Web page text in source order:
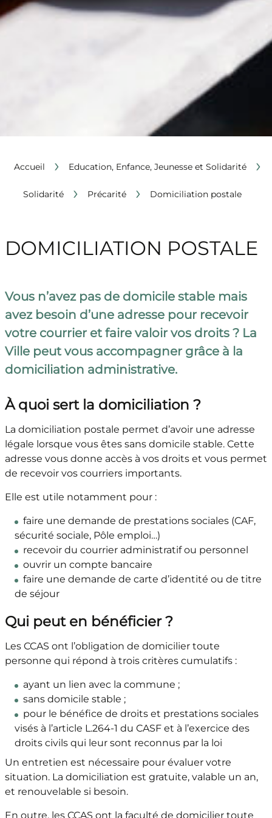
Accueil › Education, Enfance, Jeunesse et Solidarité ›
Solidarité › Précarité › Domiciliation postale
DOMICILIATION POSTALE
Vous n’avez pas de domicile stable mais
avez besoin d’une adresse pour recevoir
votre courrier et faire valoir vos droits ? La
Ville peut vous accompagner grâce à la
domiciliation administrative.
À quoi sert la domiciliation ?
La domiciliation postale permet d’avoir une adresse
légale lorsque vous êtes sans domicile stable. Cette
adresse vous donne accès à vos droits et vous permet
de recevoir vos courriers importants.
Elle est utile notamment pour :
faire une demande de prestations sociales (CAF,
sécurité sociale, Pôle emploi…)
recevoir du courrier administratif ou personnel
ouvrir un compte bancaire
faire une demande de carte d’identité ou de titre
de séjour
Qui peut en bénéficier ?
Les CCAS ont l’obligation de domicilier toute
personne qui répond à trois critères cumulatifs :
ayant un lien avec la commune ;
sans domicile stable ;
pour le bénéfice de droits et prestations sociales
visés à l’article L.264-1 du CASF et à l’exercice des
droits civils qui leur sont reconnus par la loi
Un entretien est nécessaire pour évaluer votre
situation. La domiciliation est gratuite, valable un an,
et renouvelable si besoin.
En outre, les CCAS ont la faculté de domicilier toute